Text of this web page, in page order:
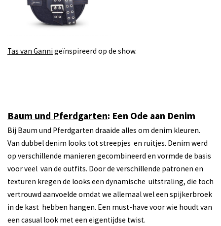
Tas van Ganni geïnspireerd op de show.
Baum und Pferdgarten: Een Ode aan Denim
Bij Baum und Pferdgarten draaide alles om denim kleuren.
Van dubbel denim looks tot streepjes en ruitjes. Denim werd
op verschillende manieren gecombineerd en vormde de basis
voor veel van de outfits. Door de verschillende patronen en
texturen kregen de looks een dynamische uitstraling, die toch
vertrouwd aanvoelde omdat we allemaal wel een spijkerbroek
in de kast hebben hangen. Een must-have voor wie houdt van
een casual look met een eigentijdse twist.